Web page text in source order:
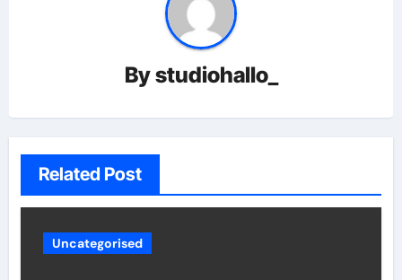
Bystudiohallo_
Related Post
Uncategorised